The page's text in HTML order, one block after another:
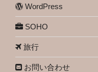
WordPress
SOHO
旅行
お問い合わせ